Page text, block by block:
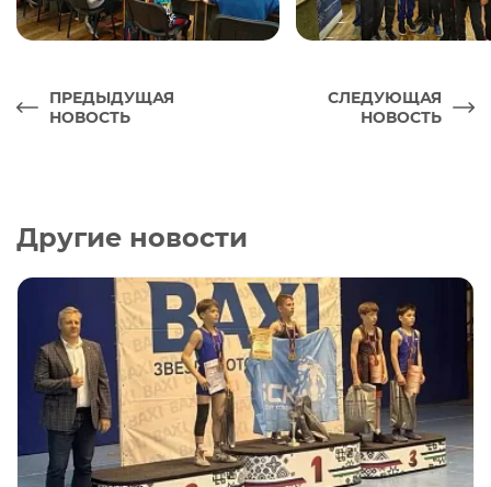
ПРЕДЫДУЩАЯ
НОВОСТЬ
СЛЕДУЮЩАЯ
НОВОСТЬ
Другие новости